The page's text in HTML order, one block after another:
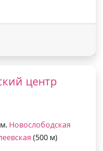
центр
Новослободская
(500 м)